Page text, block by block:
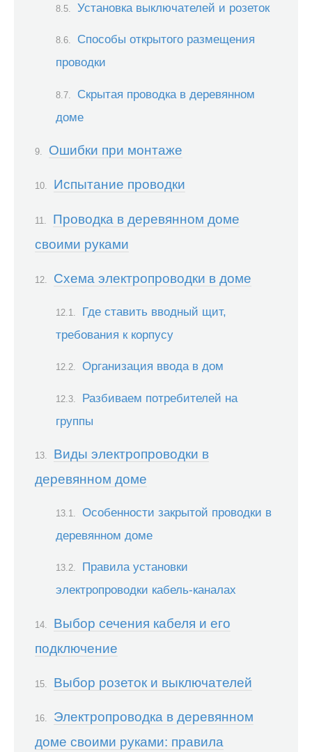
Установка выключателей и розеток
Способы открытого размещения
проводки
Скрытая проводка в деревянном
доме
Ошибки при монтаже
Испытание проводки
Проводка в деревянном доме
своими руками
Схема электропроводки в доме
Где ставить вводный щит,
требования к корпусу
Организация ввода в дом
Разбиваем потребителей на
группы
Виды электропроводки в
деревянном доме
Особенности закрытой проводки в
деревянном доме
Правила установки
электропроводки кабель-каналах
Выбор сечения кабеля и его
подключение
Выбор розеток и выключателей
Электропроводка в деревянном
доме своими руками: правила